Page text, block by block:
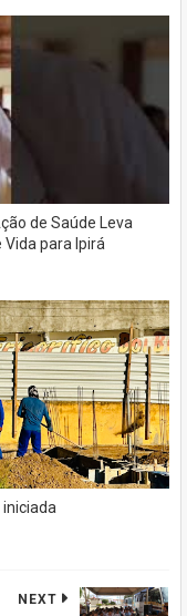
de Saúde Leva
para Ipirá
iniciada
NEXT